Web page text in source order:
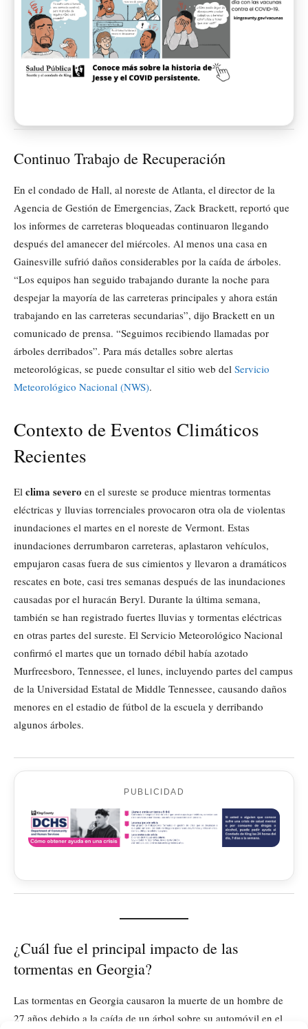
Continuo Trabajo de Recuperación
En el condado de Hall, al noreste de Atlanta, el director de la
Agencia de Gestión de Emergencias, Zack Brackett, reportó que
los informes de carreteras bloqueadas continuaron llegando
después del amanecer del miércoles. Al menos una casa en
Gainesville sufrió daños considerables por la caída de árboles.
“Los equipos han seguido trabajando durante la noche para
despejar la mayoría de las carreteras principales y ahora están
trabajando en las carreteras secundarias”, dijo Brackett en un
comunicado de prensa. “Seguimos recibiendo llamadas por
árboles derribados”. Para más detalles sobre alertas
meteorológicas, se puede consultar el sitio web del Servicio
Meteorológico Nacional (NWS).
Contexto de Eventos Climáticos
Recientes
El clima severo en el sureste se produce mientras tormentas
eléctricas y lluvias torrenciales provocaron otra ola de violentas
inundaciones el martes en el noreste de Vermont. Estas
inundaciones derrumbaron carreteras, aplastaron vehículos,
empujaron casas fuera de sus cimientos y llevaron a dramáticos
rescates en bote, casi tres semanas después de las inundaciones
causadas por el huracán Beryl. Durante la última semana,
también se han registrado fuertes lluvias y tormentas eléctricas
en otras partes del sureste. El Servicio Meteorológico Nacional
confirmó el martes que un tornado débil había azotado
Murfreesboro, Tennessee, el lunes, incluyendo partes del campus
de la Universidad Estatal de Middle Tennessee, causando daños
menores en el estadio de fútbol de la escuela y derribando
algunos árboles.
PUBLICIDAD
¿Cuál fue el principal impacto de las
tormentas en Georgia?
Las tormentas en Georgia causaron la muerte de un hombre de
27 años debido a la caída de un árbol sobre su automóvil en el